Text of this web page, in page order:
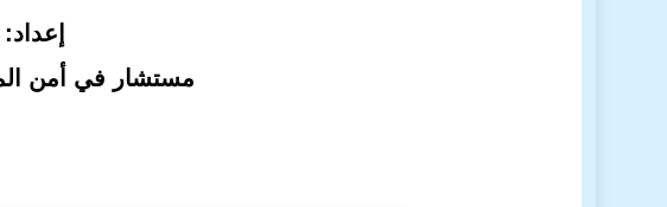
مستشار في أمن